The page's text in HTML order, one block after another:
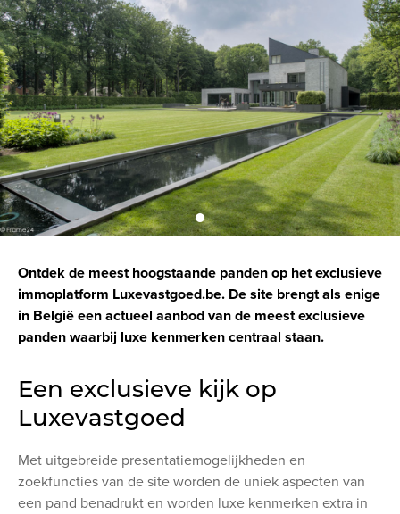
Ontdek de meest hoogstaande panden op het exclusieve
immoplatform Luxevastgoed.be. De site brengt als enige
in België een actueel aanbod van de meest exclusieve
panden waarbij luxe kenmerken centraal staan.
Een exclusieve kijk op
Luxevastgoed
Met uitgebreide presentatiemogelijkheden en
zoekfuncties van de site worden de uniek aspecten van
een pand benadrukt en worden luxe kenmerken extra in